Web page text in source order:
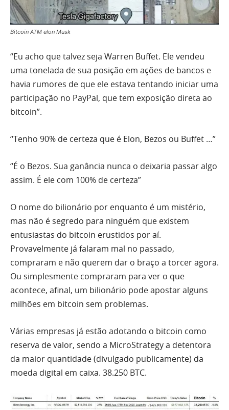
Bitcoin ATM elon Musk
“Eu acho que talvez seja Warren Buffet. Ele vendeu
uma tonelada de sua posição em ações de bancos e
havia rumores de que ele estava tentando iniciar uma
participação no PayPal, que tem exposição direta ao
bitcoin”.
“Tenho 90% de certeza que é Elon, Bezos ou Buffet …”
“É o Bezos. Sua ganância nunca o deixaria passar algo
assim. É ele com 100% de certeza”
O nome do bilionário por enquanto é um mistério,
mas não é segredo para ninguém que existem
entusiastas do bitcoin erustidos por aí.
Provavelmente já falaram mal no passado,
compraram e não querem dar o braço a torcer agora.
Ou simplesmente compraram para ver o que
acontece, afinal, um bilionário pode apostar alguns
milhões em bitcoin sem problemas.
Várias empresas já estão adotando o bitcoin como
reserva de valor, sendo a MicroStrategy a detentora
da maior quantidade (divulgado publicamente) da
moeda digital em caixa. 38.250 BTC.